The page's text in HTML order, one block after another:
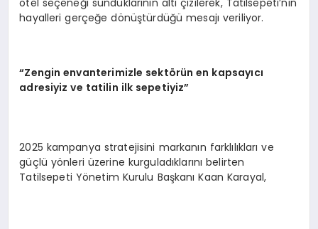
otel seçeneği sunduklarının altı çizilerek, Tatilsepeti’nin
hayalleri gerçeğe dönüştürdüğü mesajı veriliyor.
“Zengin envanterimizle sektörün en kapsayıcı
adresiyiz ve tatilin ilk sepetiyiz”
2025 kampanya stratejisini markanın farklılıkları ve
güçlü yönleri üzerine kurguladıklarını belirten
Tatilsepeti Yönetim Kurulu Başkanı Kaan Karayal,